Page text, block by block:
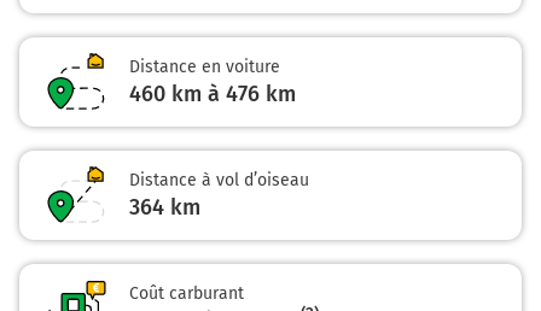
LINGOLSHEIM
Prendre à gauche et rejoindre A35. Continuer sur 400
mètres
Entzheim
2,6 km
Distance en voiture
460 km à 476 km
Distance à vol d’oiseau
364 km
Coût carburant